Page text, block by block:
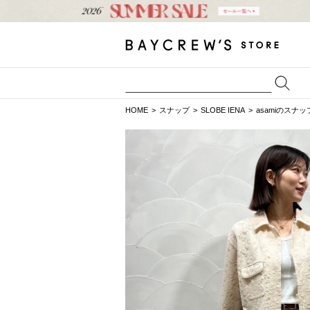
HOME スナップ SLOBE IENA asamiのスナッ